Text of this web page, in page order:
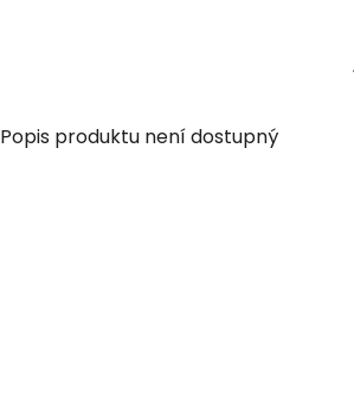
Popis produktu není dostupný